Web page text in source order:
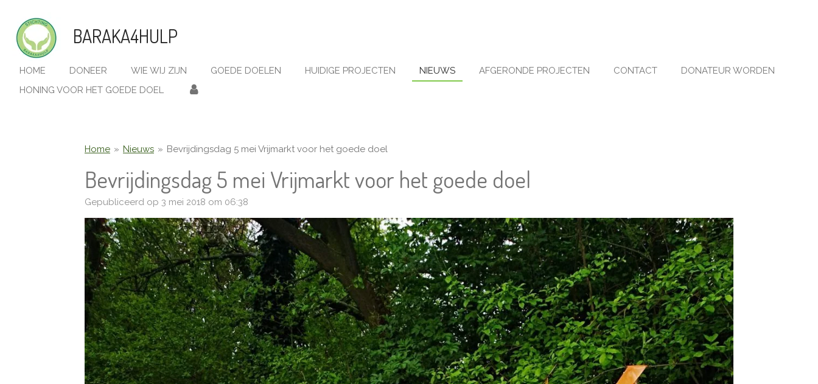
direct
naar
hoofdinhoud
BARAKA4HULP
HOME DONEER WIE WIJ ZIJN GOEDE DOELEN HUIDIGE PROJECTEN NIEUWS AFGERONDE PROJECTEN CONTACT
DONATEUR WORDEN
HONING VOOR HET GOEDE DOEL
Home » Nieuws » Bevrijdingsdag 5 mei Vrijmarkt voor het goede doel
Bevrijdingsdag 5 mei Vrijmarkt voor het goede doel
Gepubliceerd op 3 mei 2018 om 06:38